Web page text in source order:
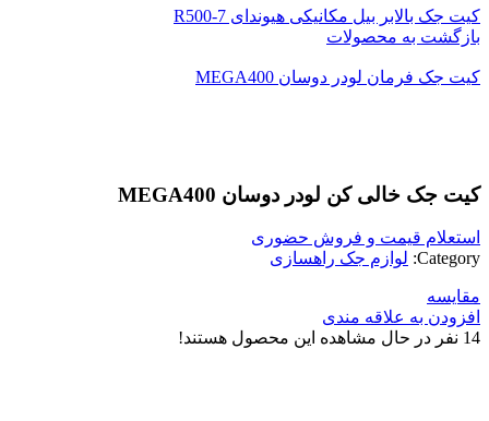
کیت جک بالابر بیل مکانیکی هیوندای R500-7
بازگشت به محصولات
کیت جک فرمان لودر دوسان MEGA400
کیت جک خالی کن لودر دوسان MEGA400
استعلام قیمت و فروش حضوری
Category: لوازم جک راهسازی
مقایسه
افزودن به علاقه مندی
14 نفر در حال مشاهده این محصول هستند!